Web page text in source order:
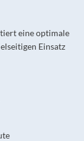
eine optimale
Einsatz